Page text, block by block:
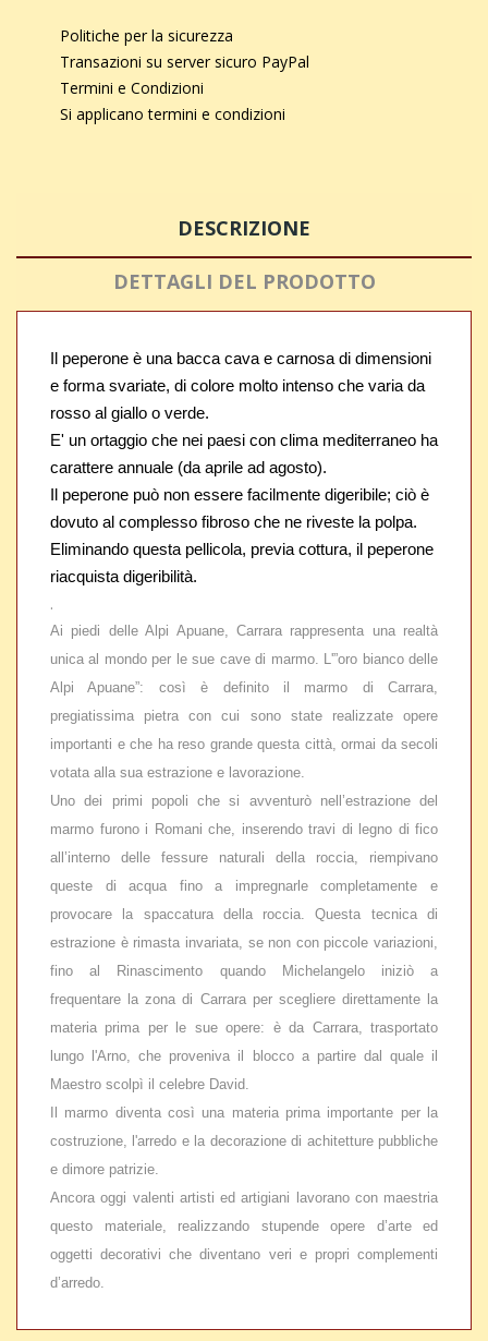
Politiche per la sicurezza
Transazioni su server sicuro PayPal
Termini e Condizioni
Si applicano termini e condizioni
DESCRIZIONE
DETTAGLI DEL PRODOTTO
Il peperone è una bacca cava e carnosa di dimensioni
e forma svariate, di colore molto intenso che varia da
rosso al giallo o verde.
E' un ortaggio che nei paesi con clima mediterraneo ha
carattere annuale (da aprile ad agosto).
Il peperone può non essere facilmente digeribile; ciò è
dovuto al complesso fibroso che ne riveste la polpa.
Eliminando questa pellicola, previa cottura, il peperone
riacquista digeribilità.
.
Ai piedi delle Alpi Apuane, Carrara rappresenta una realtà
unica al mondo per le sue cave di marmo. L'”oro bianco delle
Alpi Apuane”: così è definito il marmo di Carrara,
pregiatissima pietra con cui sono state realizzate opere
importanti e che ha reso grande questa città, ormai da secoli
votata alla sua estrazione e lavorazione.
Uno dei primi popoli che si avventurò nell’estrazione del
marmo furono i Romani che, inserendo travi di legno di fico
all’interno delle fessure naturali della roccia, riempivano
queste di acqua fino a impregnarle completamente e
provocare la spaccatura della roccia. Questa tecnica di
estrazione è rimasta invariata, se non con piccole variazioni,
fino al Rinascimento quando Michelangelo iniziò a
frequentare la zona di Carrara per scegliere direttamente la
materia prima per le sue opere: è da Carrara, trasportato
lungo l'Arno, che proveniva il blocco a partire dal quale il
Maestro scolpì il celebre David.
Il marmo diventa così una materia prima importante per la
costruzione, l'arredo e la decorazione di achitetture pubbliche
e dimore patrizie.
Ancora oggi valenti artisti ed artigiani lavorano con maestria
questo materiale, realizzando stupende opere d’arte ed
oggetti decorativi che diventano veri e propri complementi
d’arredo.